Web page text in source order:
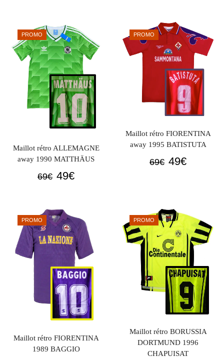
était :
69€.
est :
49€.
était :
69€.
est :
49€.
PROMO
Maillot rétro ALLEMAGNE
away 1990 MATTHÄUS
69€ Le
était :
69€.
49€Le
49€.
PROMO
Maillot rétro FIORENTINA
away 1995 BATISTUTA
69€ Le
69€.
49€Le
49€.
PROMO
Maillot rétro FIORENTINA
1989 BAGGIO
PROMO
Maillot rétro BORUSSIA
DORTMUND 1996
CHAPUISAT